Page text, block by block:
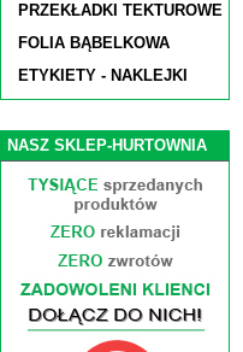
PRZEKŁADKI TEKTUROWE
FOLIA BĄBELKOWA
ETYKIETY - NAKLEJKI
NASZ SKLEP-HURTOWNIA